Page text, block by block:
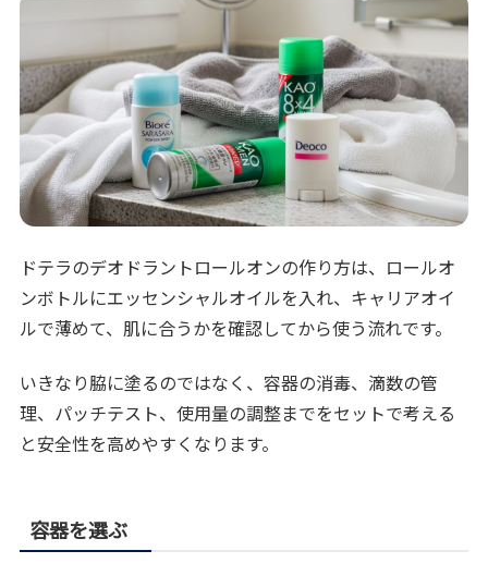
ドテラのデオドラントロールオンの作り方は、ロールオ
ンボトルにエッセンシャルオイルを入れ、キャリアオイ
ルで薄めて、肌に合うかを確認してから使う流れです。
いきなり脇に塗るのではなく、容器の消毒、滴数の管
理、パッチテスト、使用量の調整までをセットで考える
と安全性を高めやすくなります。
容器を選ぶ